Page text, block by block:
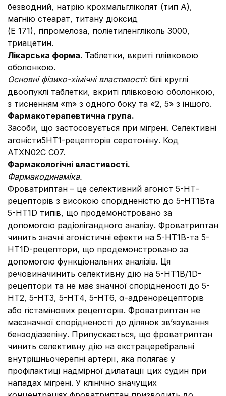
безводний, натрію крохмальгліколят (тип А),
магнію стеарат, титану діоксид
(Е 171), гіпромелоза, поліетиленгліколь 3000,
триацетин.
Лікарська форма. Таблетки, вкриті плівковою
оболонкою.
Основні фізико-хімічні властивості: білі круглі
двоопуклі таблетки, вкриті плівковою оболонкою,
з тисненням «m» з одного боку та «2, 5» з іншого.
Фармакотерапевтична група.
Засоби, що застосовується при мігрені. Селективні
агоністи5НТ1-рецепторів серотоніну. Код
АТХN02C C07.
Фармакологічні властивості.
Фармакодинаміка.
Фроватриптан – це селективний агоніст 5-НТ-
рецепторів з високою спорідненістю до 5-НТ1Вта
5-НТ1D типів, що продемонстровано за
допомогою радіолігандного аналізу. Фроватриптан
чинить значні агоністичні ефекти на 5-НТ1В-та 5-
НТ1D-рецептори, що продемонстровано за
допомогою функціональних аналізів. Ця
речовиначинить селективну дію на 5-НТ1В/1D-
рецептори та не має значної спорідненості до 5-
НТ2, 5-НТ3, 5-НТ4, 5-НТ6, α-адренорецепторів
або гістамінових рецепторів. Фроватриптан не
маєзначної спорідненості до ділянок зв’язування
бензодіазепіну. Припускається, що фроватриптан
чинить селективну дію на екстрацеребральні
внутрішньочерепні артерії, яка полягає у
профілактиці надмірної дилатації цих судин при
нападах мігрені. У клінічно значущих